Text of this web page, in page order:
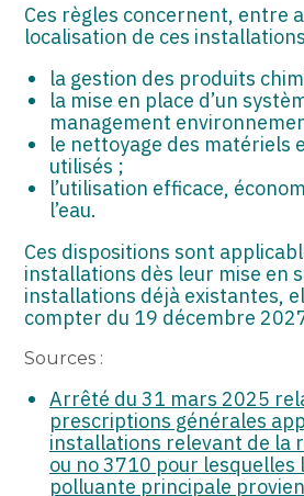
Ces règles concernent, entre
localisation de ces
la gestion des produits
la mise en place d’un
management
le nettoyage des matériels
utilisés ;
l’utilisation efficace,
l’eau.
Ces dispositions sont
installations dès leur mise en
installations déjà existantes,
compter du 19 décembre
Sources :
Arrêté du 31 mars 2025
prescriptions générales
installations relevant de la
ou no 3710 pour lesquelles
polluante principale